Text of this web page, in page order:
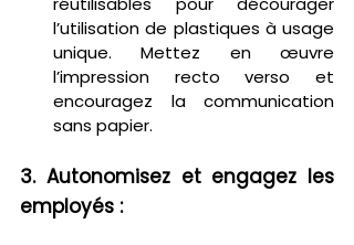
l’utilisation de plastiques à usage
unique. Mettez en œuvre
l’impression recto verso et
encouragez la communication
sans papier.
3. Autonomisez et engagez les
employés :